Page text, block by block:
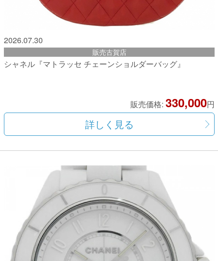
2026.07.30
販売古賀店
シャネル『マトラッセ チェーンショルダーバッグ』
販売価格: 330,000円
詳しく見る